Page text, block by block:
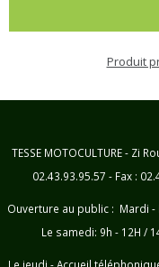
Produit
TESSE MOTOCULTURE - Zi
02.43.93.95.57 - Fax :
Ouverture au public : Mardi -
Le samedi: 9h - 12H /